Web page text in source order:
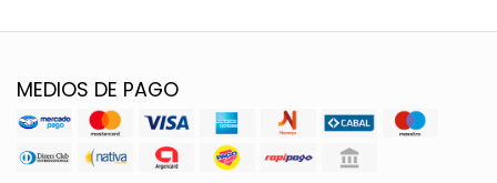
MEDIOS DE PAGO